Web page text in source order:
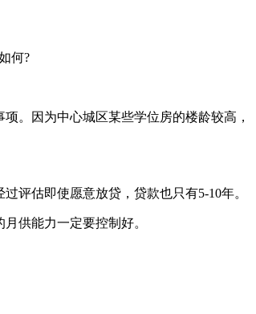
何?
。因为中心城区某些学位房的楼龄较高，
估即使愿意放贷，贷款也只有5-10年。
供能力一定要控制好。